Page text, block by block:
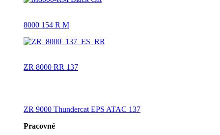
8000 154 R M
ZR 8000 RR 137
ZR 9000 Thundercat EPS ATAC 137
Pracovné